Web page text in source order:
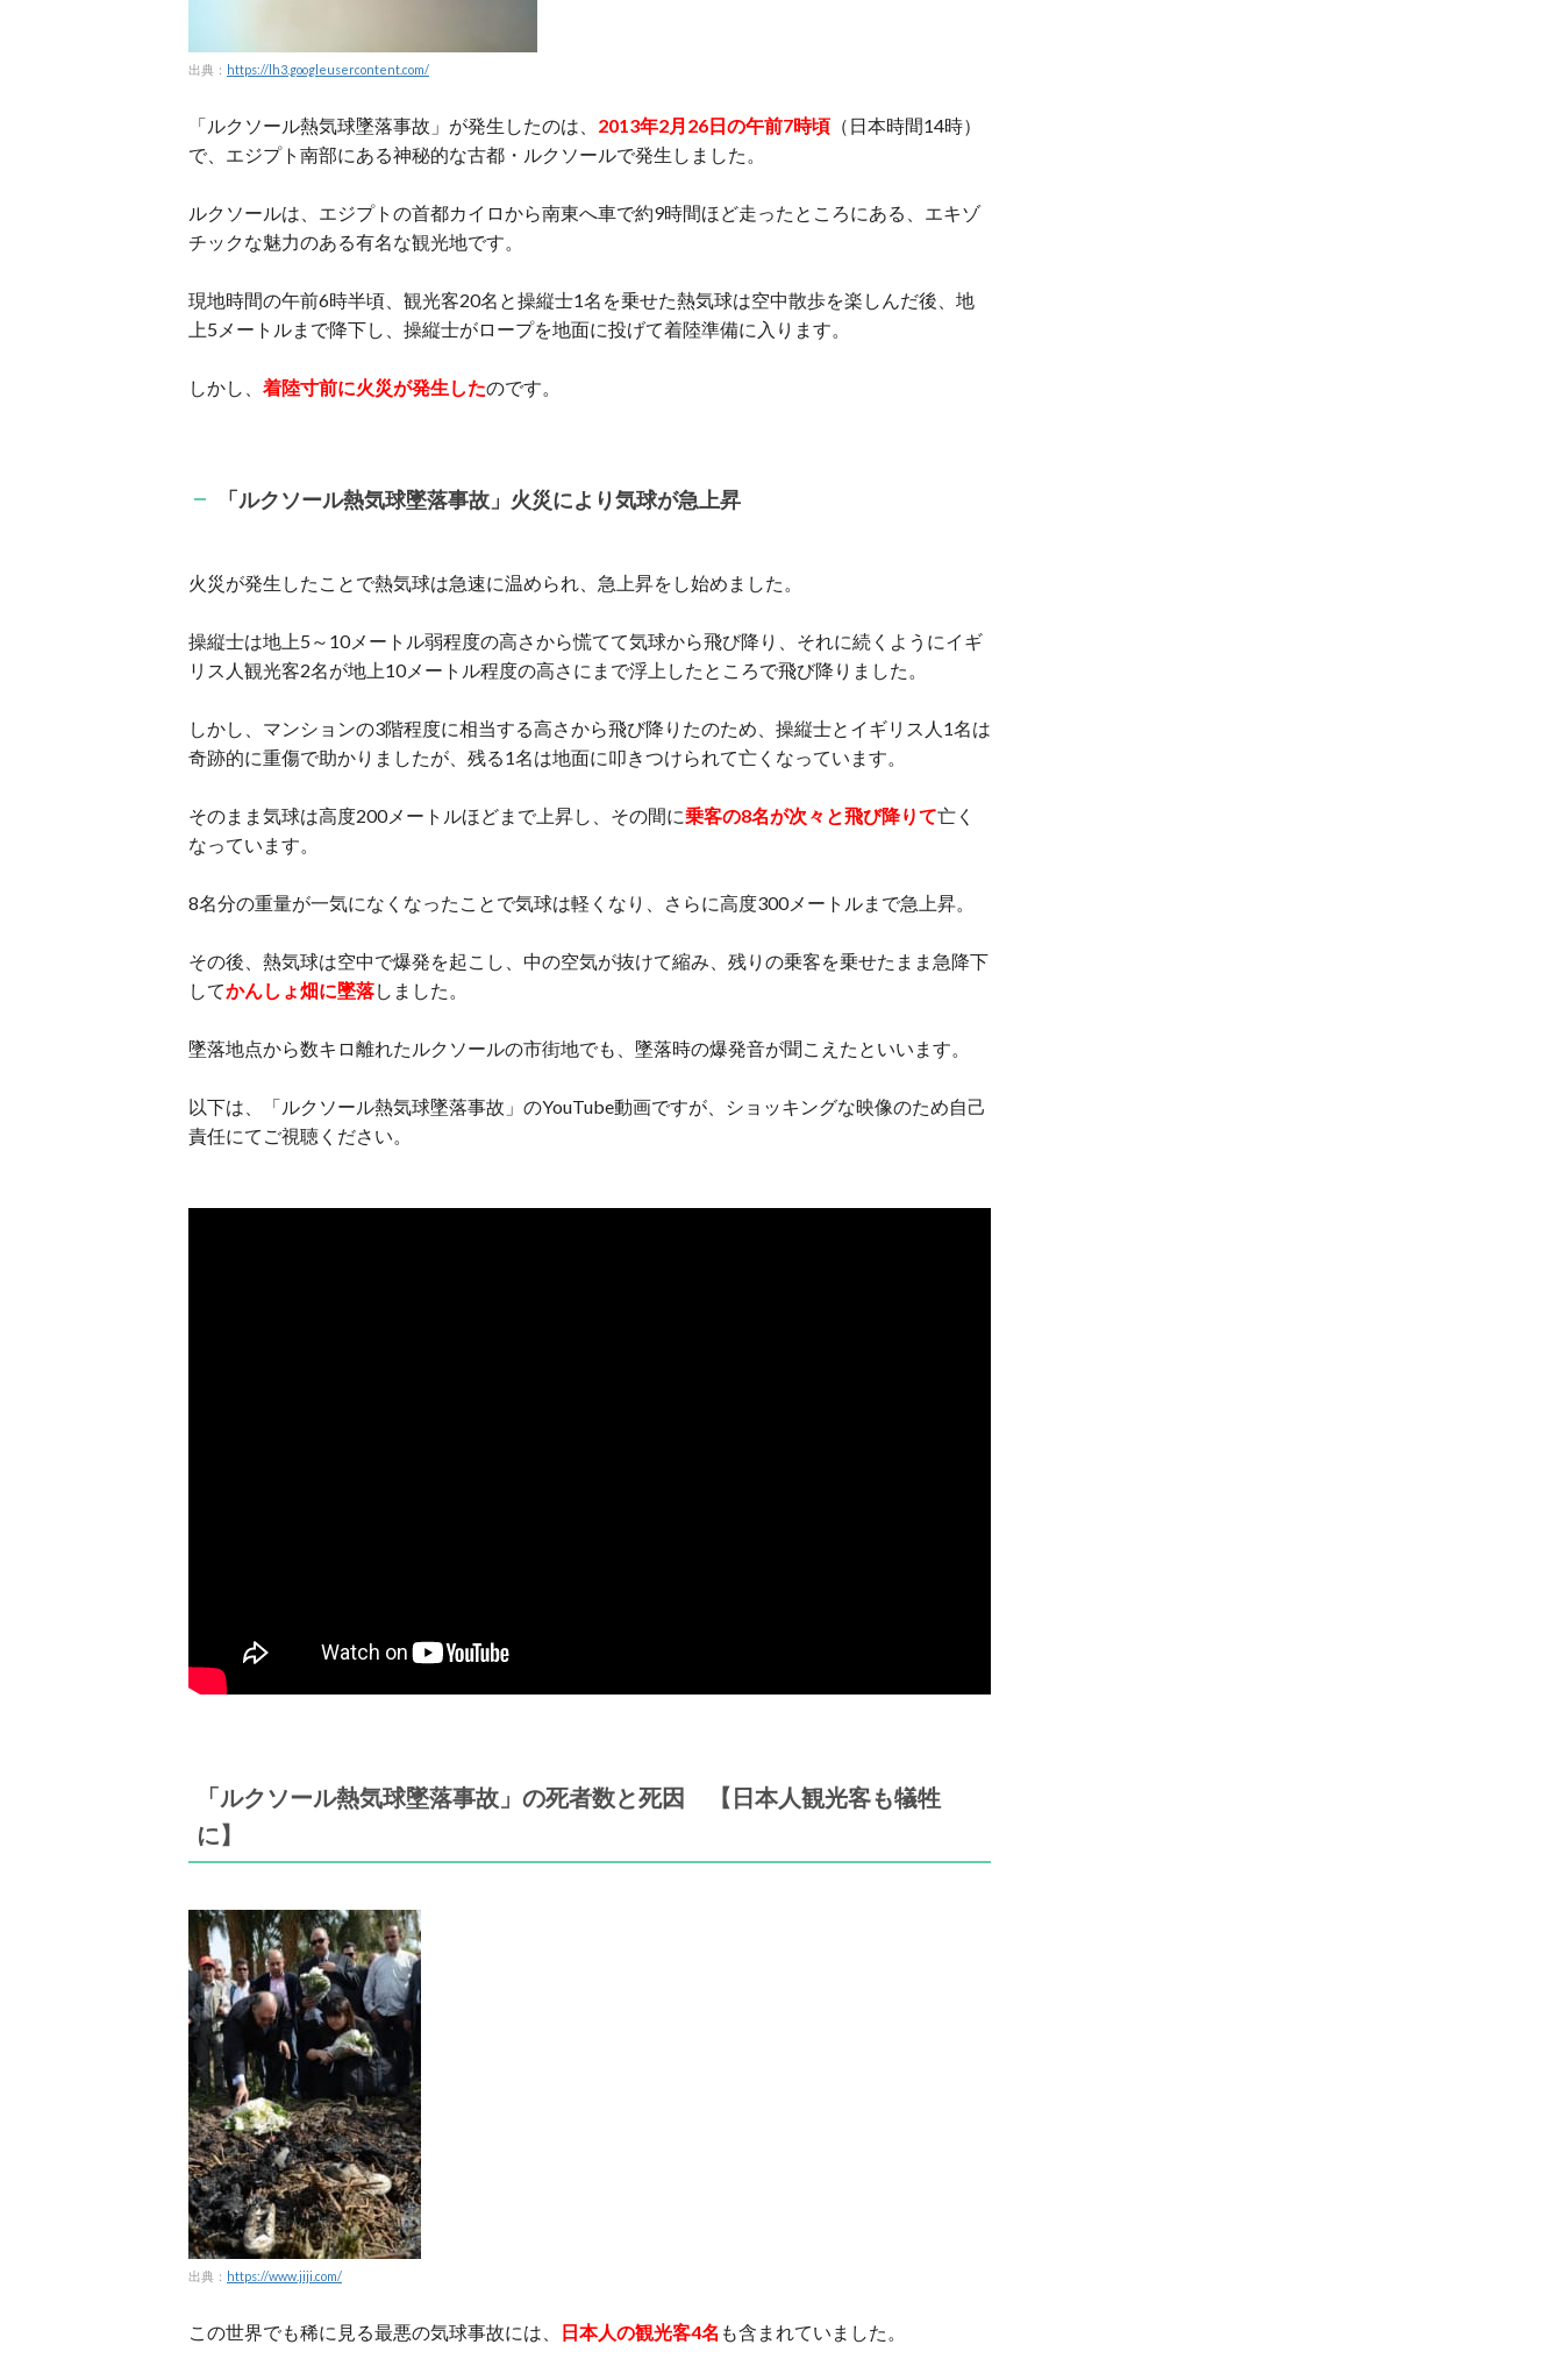
出典： https://lh3.googleusercontent.com/
「ルクソール熱気球墜落事故」が発生したのは、 2013年2月26日の午前7時頃 （日本時間14時）
で、エジプト南部にある神秘的な古都・ルクソールで発生しました。
ルクソールは、エジプトの首都カイロから南東へ車で約9時間ほど走ったところにある、エキゾ
チックな魅力のある有名な観光地です。
現地時間の午前6時半頃、観光客20名と操縦士1名を乗せた熱気球は空中散歩を楽しんだ後、地
上5メートルまで降下し、操縦士がロープを地面に投げて着陸準備に入ります。
しかし、 着陸寸前に火災が発生したのです。
「ルクソール熱気球墜落事故」火災により気球が急上昇
火災が発生したことで熱気球は急速に温められ、急上昇をし始めました。
操縦士は地上5～10メートル弱程度の高さから慌てて気球から飛び降り、 それに続くようにイギ
リス人観光客2名が地上10メートル程度の高さにまで浮上したところで飛び降りました。
しかし、マンションの3階程度に相当する高さから飛び降りたのため、操縦士とイギリス人1名は
奇跡的に重傷で助かりましたが、残る1名は地面に叩きつけられて亡くなっています。
そのまま気球は高度200メートルほどまで上昇し、その間に乗客の8名が次々と飛び降りて亡く
なっています。
8名分の重量が一気になくなったことで気球は軽くなり、さらに高度300メートルまで急上昇。
その後、熱気球は空中で爆発を起こし、中の空気が抜けて縮み、残りの乗客を乗せたまま急降下
してかんしょ畑に墜落しました。
墜落地点から数キロ離れたルクソールの市街地でも、墜落時の爆発音が聞こえたといいます。
以下は、
「ルクソール熱気球墜落事故」のYouTube動画ですが、ショッキングな映像のため自己
責任にてご視聴ください。
「ルクソール熱気球墜落事故」の死者数と死因 【日本人観光客も犠牲
に】
出典： https://www.jiji.com/
この世界でも稀に見る最悪の気球事故には、 日本人の観光客4名 も含まれていました。